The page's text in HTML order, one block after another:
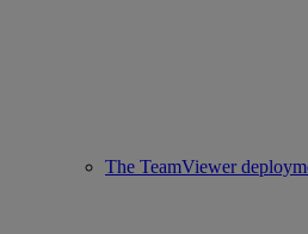
The TeamViewer